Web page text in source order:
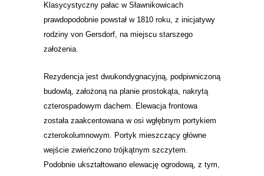
Klasycystyczny pałac w Sławnikowicach
prawdopodobnie powstał w 1810 roku, z inicjatywy
rodziny von Gersdorf, na miejscu starszego
założenia.
Rezydencja jest dwukondygnacyjną, podpiwniczoną
budowlą, założoną na planie prostokąta, nakrytą
czterospadowym dachem. Elewacja frontowa
została zaakcentowana w osi wgłębnym portykiem
czterokolumnowym. Portyk mieszczący główne
wejście zwieńczono trójkątnym szczytem.
Podobnie ukształtowano elewację ogrodową, z tym,